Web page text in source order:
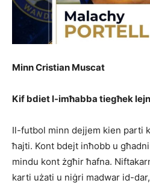
Minn Cristian Muscat
Kif bdiet l-imħabba tiegħek
Il-futbol minn dejjem kien parti
ħajti. Kont bdejt inħobb u
mindu kont żgħir ħafna.
karti użati u niġri madwar id-